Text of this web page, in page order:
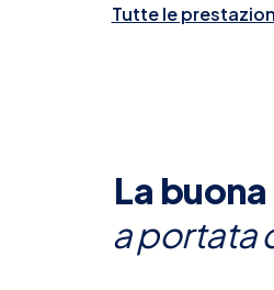
Tutte le
La
a portata